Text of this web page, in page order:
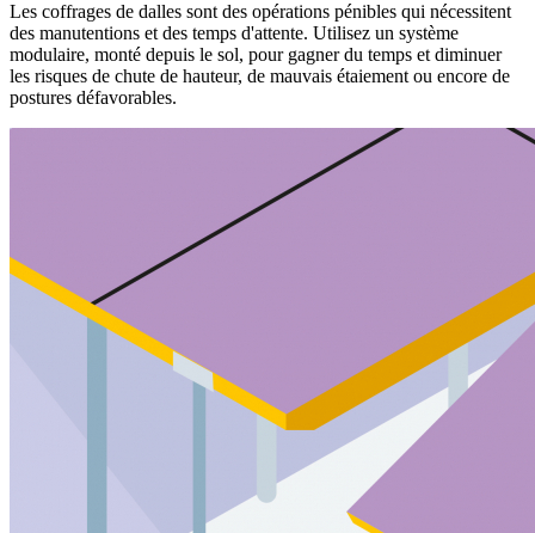
Les coffrages de dalles sont des opérations pénibles qui nécessitent
des manutentions et des temps d'attente. Utilisez un système
modulaire, monté depuis le sol, pour gagner du temps et diminuer
les risques de chute de hauteur, de mauvais étaiement ou encore de
postures défavorables.